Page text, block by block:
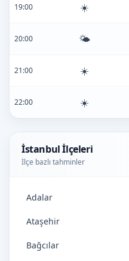
19:00 ☀️
20:00 🌤️
21:00 ☀️
22:00 ☀️
İstanbul İlçeleri
İlçe bazlı tahminler
Adalar
Ataşehir
Bağcılar